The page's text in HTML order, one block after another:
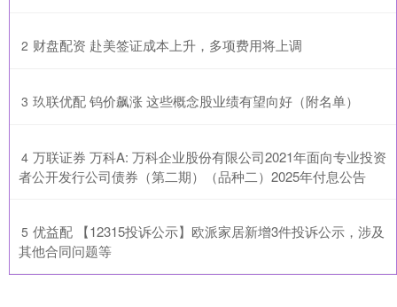
2 ​财盘配资 赴美签证成本上升，多项费用将上调
3 ​玖联优配 钨价飙涨 这些概念股业绩有望向好（附名单）
4 ​万联证券 万科A: 万科企业股份有限公司2021年面向专业投资
者公开发行公司债券（第二期）（品种二）2025年付息公告
5 ​优益配 【12315投诉公示】欧派家居新增3件投诉公示，涉及
其他合同问题等